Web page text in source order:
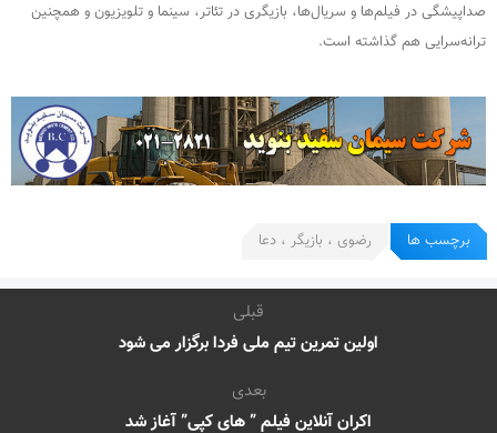
صداپیشگی در فیلم‌ها و سریال‌ها، بازیگری در تئاتر، سینما و تلویزیون و همچنین
ترانه‌سرایی هم گذاشته است.
برچسب ها رضوی ، بازیگر ، دعا
قبلی
اولین تمرین تیم ملی فردا برگزار می شود
بعدی
اکران آنلاین فیلم ” های کپی” آغاز شد